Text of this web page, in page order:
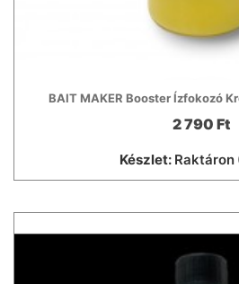
BAIT MAKER Booster Ízfokozó
2 790 Ft
Készlet: Raktáron